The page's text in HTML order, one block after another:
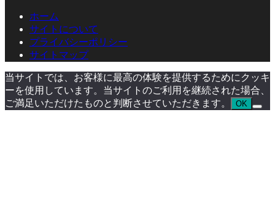
ホーム
サイトについて
プライバシーポリシー
サイトマップ
当サイトでは、お客様に最高の体験を提供するためにクッキ
ーを使用しています。当サイトのご利用を継続された場合、
ご満足いただけたものと判断させていただきます。
OK